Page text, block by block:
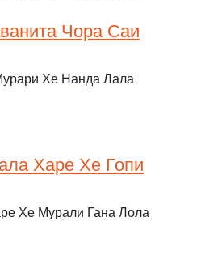
Чора Саи
Хе Нанда Лала
Харе Хе Гопи
Хе Мурали Гана Лола